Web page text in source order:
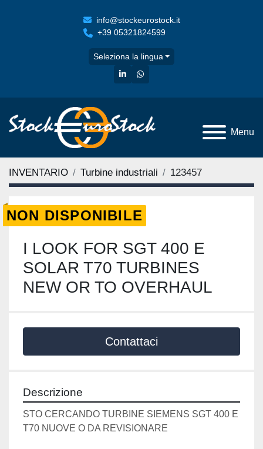
info@stockeurostock.it
+39 05321824599
Seleziona la lingua
linkedinwhatsapp
Menu
INVENTARIO Turbine industriali 123457
NON DISPONIBILE
I LOOK FOR SGT 400 E
SOLAR T70 TURBINES
NEW OR TO OVERHAUL
Contattaci
Descrizione
STO CERCANDO TURBINE SIEMENS SGT 400 E
T70 NUOVE O DA REVISIONARE